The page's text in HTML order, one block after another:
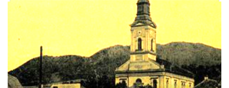
SPORT
POLITIC
LIFE